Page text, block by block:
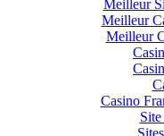
Meilleur
Meilleur
Meilleur
Casino